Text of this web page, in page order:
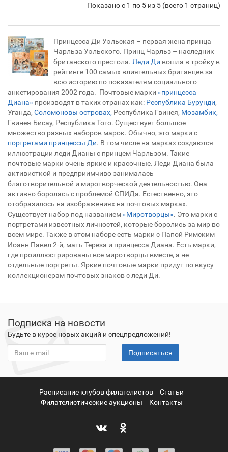
Показано с 1 по 5 из 5 (всего 1 страниц)
Принцесса Ди Уэльская – первая жена принца
Чарльза Уэльского. Принц Чарльз – наследник
британского престола. Леди Ди вошла в тройку в
рейтинге 100 самых влиятельных британцев за
всю историю по показателям социального
анкетирования 2002 года. Почтовые марки «принцесса
Диана» производят в таких странах как: Республика Бурунди,
Уганда, Соломоновы островах, Республика Гвинея, Мозамбик,
Гвинея-Бисау, Республика Того. Существует большое
множество разных наборов марок. Обычно, это марки с
портретами принцессы Ди. В том числе на марках создаются
иллюстрации леди Дианы с принцем Чарльзом. Такие
почтовые марки очень яркие и красочные. Леди Диана была
активисткой и предприимчиво занималась
благотворительной и миротворческой деятельностью. Она
активно боролась с проблемой СПИДа. Естественно, это
отобразилось на изображениях на почтовых марках.
Существует набор под названием«Миротворцы». Это марки с
портретами известных личностей, которые боролись за мир во
всем мире. Также в этом наборе есть марки с Папой Римским
Иоанн Павел 2-й, мать Тереза и принцесса Диана. Есть марки,
где проиллюстрированы все миротворцы вместе, а не
отдельные портреты. Яркие почтовые марки придут по вкусу
коллекционерам почтовых знаков с леди Ди.
Подписка на новости
Будьте в курсе новых акций и спецпредложений!
Подписаться
Расписание клубов филателистов
Статьи
Филателистические аукционы
Контакты